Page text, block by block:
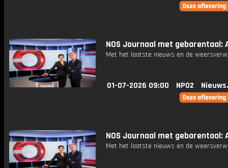
NOS Journaal met gebarentaal:
Met het laatste nieuws en de
01-07-2026 09:00 NPO2
NOS Journaal met gebarentaal:
Met het laatste nieuws en de